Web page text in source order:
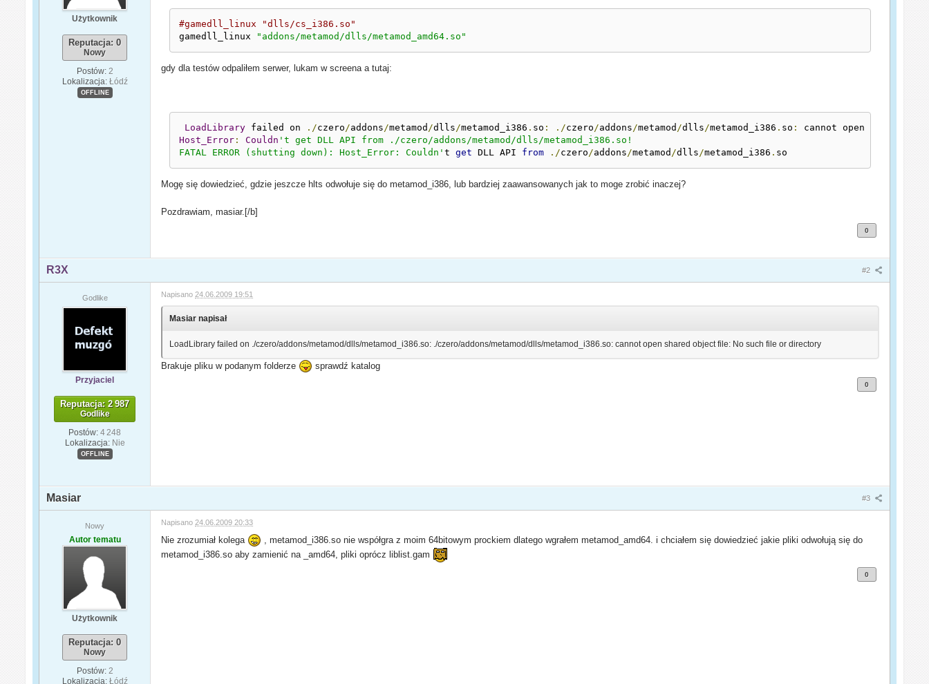
Użytkownik
Reputacja: 0
Nowy
Postów: 2
Lokalizacja: Łódź
OFFLINE
#gamedll_linux "dlls/cs_i386.so"
gamedll_linux
"addons/metamod/dlls/metamod_amd64.so"
gdy dla testów odpaliłem serwer, lukam w screena a tutaj:
LoadLibrary failed on ./czero /addons /metamod /dlls /metamod_i386 . so : ./czero /addons /metamod /dlls /metamod_i386 . so : cannot open shared
Host_Error : Couldn 't get DLL API from ./czero/addons/metamod/dlls/metamod_i386.so!
FATAL ERROR (shutting down): Host_Error: Couldn't get DLL API from ./czero /addons /metamod /dlls /metamod_i386 . so
Mogę się dowiedzieć, gdzie jeszcze hlts odwołuje się do metamod_i386, lub bardziej zaawansowanych jak to moge zrobić inaczej?
Pozdrawiam, masiar.[/b]
0
#2
R3X
Godlike
Przyjaciel
Reputacja: 2 987
Godlike
Postów: 4 248
Lokalizacja: Nie
OFFLINE
Napisano 24.06.2009 19:51
Masiar napisał
LoadLibrary failed on ./czero/addons/metamod/dlls/metamod_i386.so: ./czero/addons/metamod/dlls/metamod_i386.so: cannot open shared object file: No such file or directory
Brakuje pliku w podanym folderze sprawdź katalog
0
#3
Masiar
Nowy
Autor tematu
Użytkownik
Reputacja: 0
Nowy
Postów: 2
Lokalizacja: Łódź
Napisano 24.06.2009 20:33
Nie zrozumiał kolega
, metamod_i386.so nie współgra z moim 64bitowym prockiem dlatego wgrałem metamod_amd64. i chciałem się dowiedzieć jakie pliki odwołują się do
metamod_i386.so aby zamienić na _amd64, pliki oprócz liblist.gam
0